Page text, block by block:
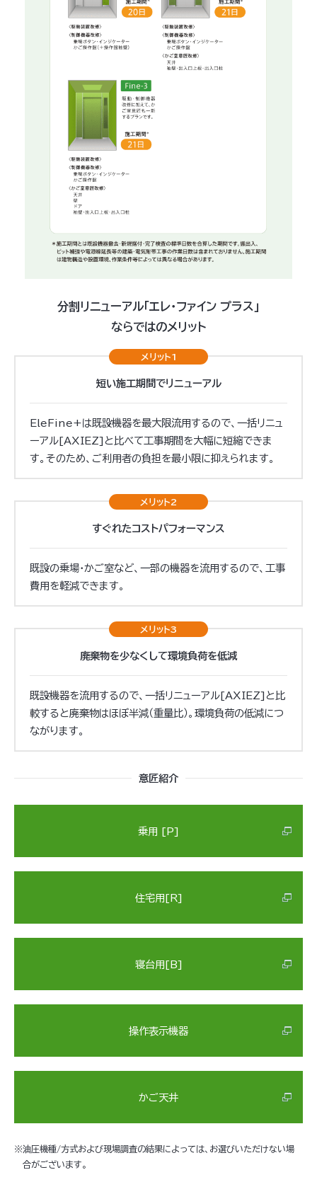
分割リニューアル「エレ・ファイン プラス」
ならではのメリット
メリット1
短い施工期間でリニューアル
EleFine+は既設機器を最大限流用するので、一括リニュ
ーアル[AXIEZ]と比べて工事期間を大幅に短縮できま
す。そのため、ご利用者の負担を最小限に抑えられます。
メリット2
すぐれたコストパフォーマンス
既設の乗場・かご室など、一部の機器を流用するので、工事
費用を軽減できます。
メリット3
廃棄物を少なくして環境負荷を低減
既設機器を流用するので、一括リニューアル[AXIEZ]と比
較すると廃棄物はほぼ半減（重量比）。環境負荷の低減につ
ながります。
意匠紹介
乗用 [P]
住宅用[R]
寝台用[B]
操作表示機器
かご天井
※油圧機種/方式および現場調査の結果によっては、お選びいただけない場
合がございます。